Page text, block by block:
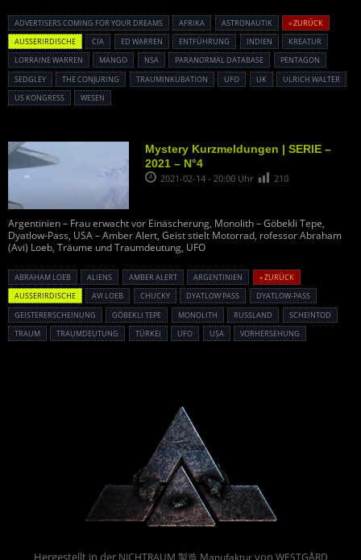
ADVERTISERS COMING FOR YOUR DREAMS AFRIKA ASTRONAUTIK
« ZURÜCK
AUSSERIRDISCHE
CIA ED WARREN ENTFÜHRUNG INDIEN
KREATUR
LORRAINE WARREN
MANGO NSA PARANORMAL DATABASE
PENTAGON
SEDGLEY
THE CONJURING TRAUMINKUBATION UFO UK
ULRICH WALTER
US KONGRESS
WESEN
Mystery Kurzmeldungen | SERIE –
2021 – N°4
2021-02-14 - 20:00 Uhr 210
Argentinien – Frau erwacht vor Einäscherung, Monolith – Göbekli Tepe,
Dyatlow-Pass, USA – Amber Alert, Geist stielt Motorrad, rofessor Abraham
(Avi) Loeb, Träume und Traumdeutung, UFO
ABRAHAM LOEB ALIENS AMBER ALERT ARGENTINIEN
« ZURÜCK
AUSSERIRDISCHE
AVI LOEB CHUCKY DYATLOW PASS
DYATLOW-PASS
GEISTERERSCHEINUNG
GÖBEKLI TEPE MONOLITH RUSSLAND
SCHEINTOD
TRAUM
TRAUMDEUTUNG TÜRKEI UFO USA VORHERSEHUNG
Powered By :